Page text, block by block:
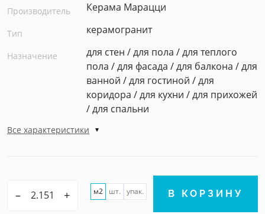
Производитель Керама Марацци
Тип керамогранит
Назначение
для стен / для пола / для теплого
пола / для фасада / для балкона / для
ванной / для гостиной / для
коридора / для кухни / для прихожей
/ для спальни
Все характеристики
– + м2 шт. упак. В КОРЗИНУ